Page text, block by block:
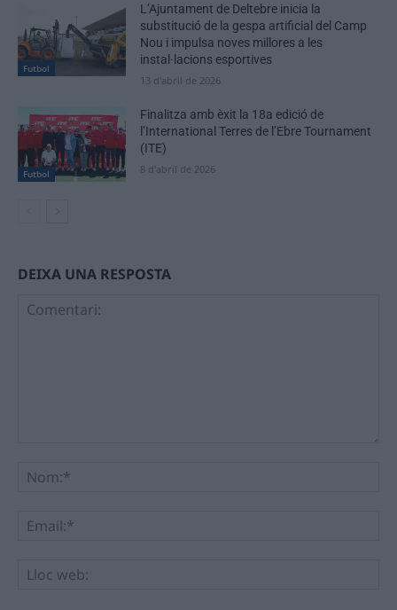
Futbol
L’Ajuntament de Deltebre inicia la
substitució de la gespa artificial del Camp
Nou i impulsa noves millores a les
instal·lacions esportives
13 d'abril de 2026
Futbol
Finalitza amb èxit la 18a edició de
l’International Terres de l’Ebre Tournament
(ITE)
8 d'abril de 2026
DEIXA UNA RESPOSTA